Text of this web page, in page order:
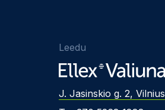
Leedu
J. Jasinskio g. 2, Vilnius